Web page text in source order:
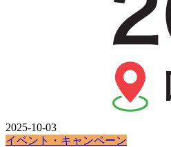
2025-10-03
イベント・キャンペーン